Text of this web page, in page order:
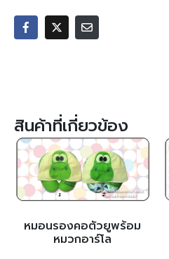
สินค้าที่เกี่ยวข้อง
หมอนรองคอตัวยูพร้อม
หมวกอาร์โล